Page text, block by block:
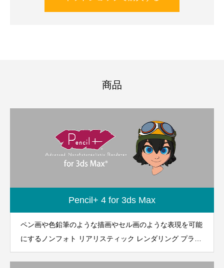
商品
Pencil+ 4 for 3ds Max
ペン画や色鉛筆のような描画やセル画のような表現を可能
にするノンフォト リアリスティック レンダリング プラグ
イン